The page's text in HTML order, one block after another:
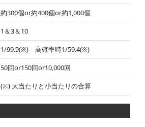
約300個or約400個or約1,000個
1＆3＆10
1/99.9(※) 高確率時1/59.4(※)
50回or150回or10,000回
(※) 大当たりと小当たりの合算